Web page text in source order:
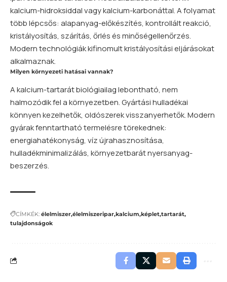
kalcium-hidroksiddal vagy kalcium-karbonáttal. A folyamat
több lépcsős: alapanyag-előkészítés, kontrollált reakció,
kristályosítás, szárítás, őrlés és minőségellenőrzés.
Modern technológiák kifinomult kristályosítási eljárásokat
alkalmaznak.
Milyen környezeti hatásai vannak?
A kalcium-tartarát biológiailag lebontható, nem
halmozódik fel a környezetben. Gyártási hulladékai
könnyen kezelhetők, oldószerek visszanyerhetők. Modern
gyárak fenntartható termelésre törekednek:
energiahatékonyság, víz újrahasznosítása,
hulladékminimalizálás, környezetbarát nyersanyag-
beszerzés.
CÍMKÉK: élelmiszer élelmiszeripar kalcium képlet tartarát
tulajdonságok